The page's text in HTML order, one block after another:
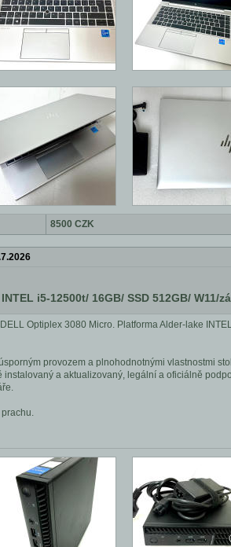
8500 CZK
i5-12500t/ 16GB/ SSD 512GB/ W11/
Optiplex 3080 Micro. Platforma Alder-lake
provozem a plnohodnotnými vlastnostmi
instalovaný a aktualizovaný, legální a oficiálně